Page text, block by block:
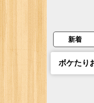
新着
ボケたり